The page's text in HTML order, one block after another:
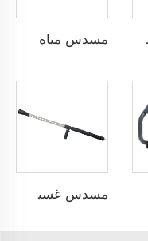
فوهة جت الضغط العالي، فوهة تنظيف الصرف الصحي، أدوات تنظيف الصرف الصحي، منظف الأنابيب، فوهة تنظيف المصارف والصرف الصحي
مسدس غسيل ضغط عالٍ 4000PSI مع أنبوب مزدوج من الفولاذ المقاوم للصدأ لتنظيف المياه الباردة رشاش غسيل سيارات مع تمديدات